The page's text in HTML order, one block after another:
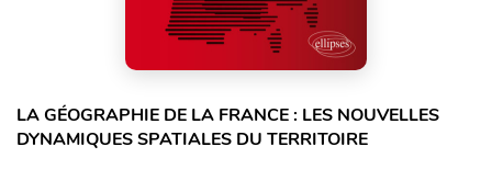
LA GÉOGRAPHIE DE LA FRANCE : LES NOUVELLES
DYNAMIQUES SPATIALES DU TERRITOIRE